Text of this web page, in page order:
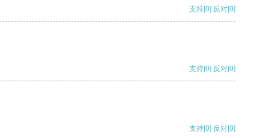
支持[0] 反对[0]
支持[0] 反对[0]
支持[0] 反对[0]